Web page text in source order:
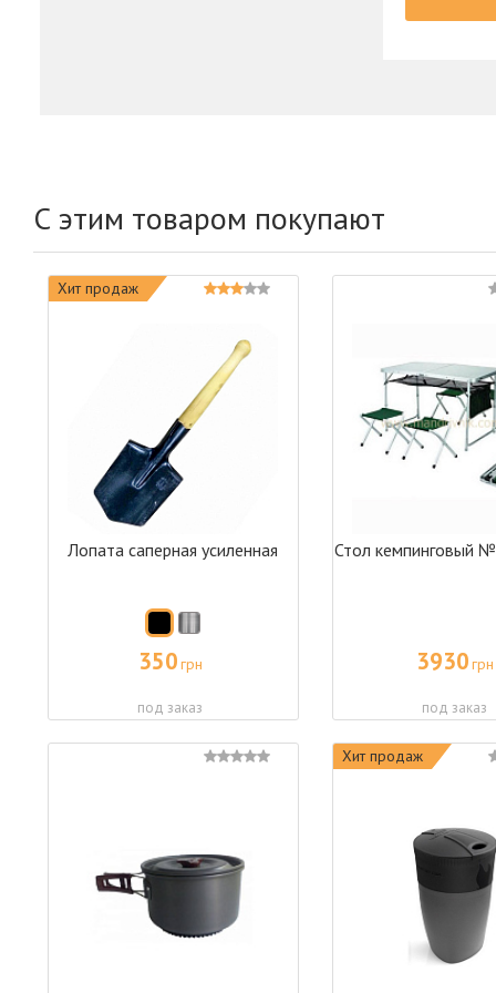
С этим товаром покупают
Хит продаж
Лопата саперная усиленная
350грн
под заказ
Стол кемпинговый
3930грн
под заказ
Хит продаж